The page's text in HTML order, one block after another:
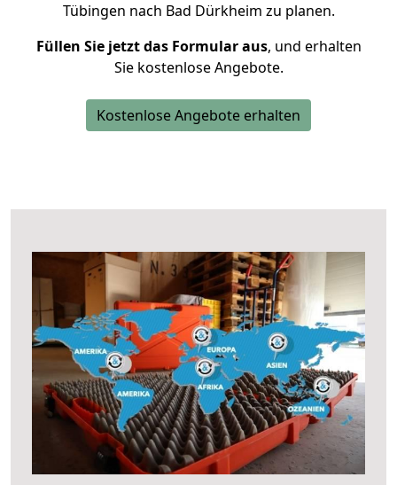
Tübingen nach Bad Dürkheim zu planen.
Füllen Sie jetzt das Formular aus, und erhalten
Sie kostenlose Angebote.
Kostenlose Angebote erhalten